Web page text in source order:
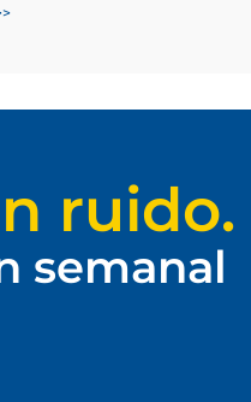
ruido.
semanal